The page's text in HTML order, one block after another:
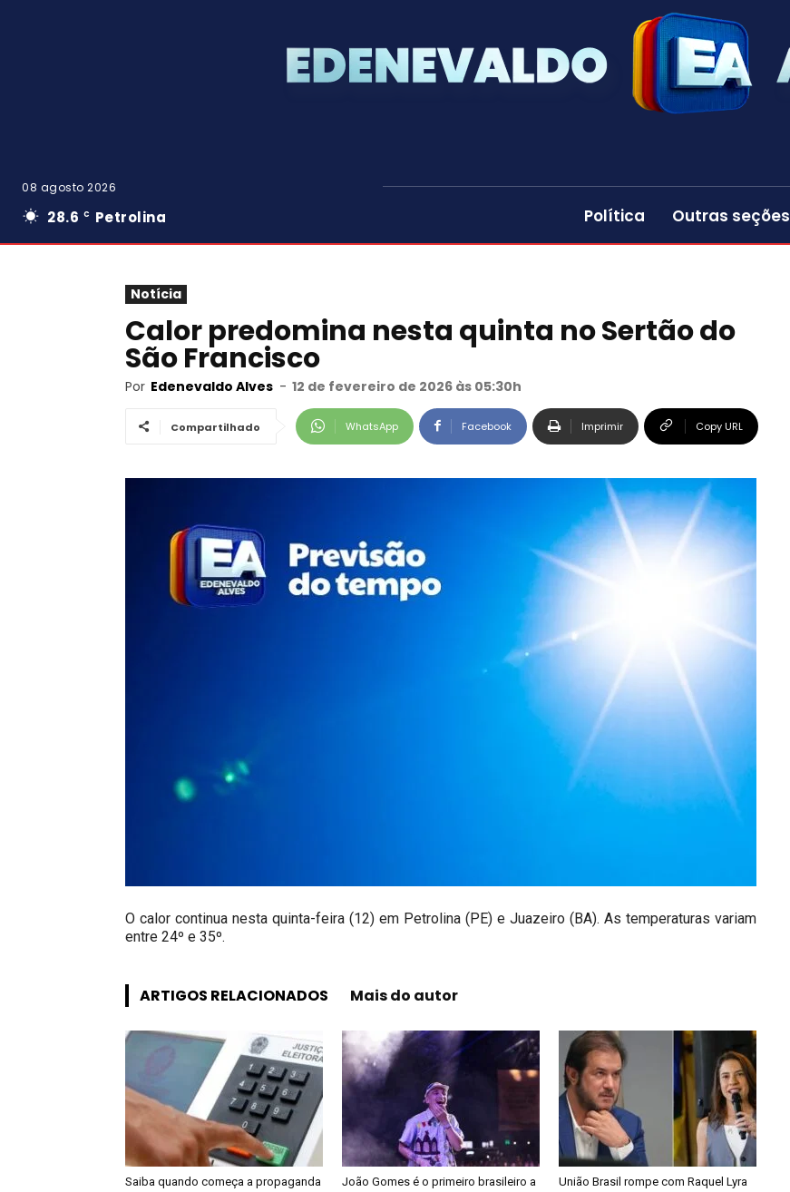
08 agosto 2026
28.6 C Petrolina Política Outras seções
Notícia
Calor predomina nesta quinta no Sertão do
São Francisco
Por Edenevaldo Alves - 12 de fevereiro de 2026 às 05:30h
Compartilhado WhatsApp Facebook Imprimir Copy URL
O calor continua nesta quinta-feira (12) em Petrolina (PE) e Juazeiro (BA). As temperaturas variam
entre 24º e 35º.
ARTIGOS RELACIONADOS Mais do autor
Saiba quando começa a propaganda
João Gomes é o primeiro brasileiro a
União Brasil rompe com Raquel Lyra